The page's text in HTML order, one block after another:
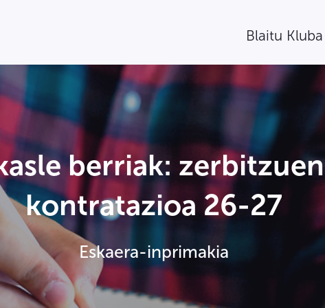
Blaitu Kluba
berriak: zerbitzuen
kontratazioa 26-27
Eskaera-inprimakia